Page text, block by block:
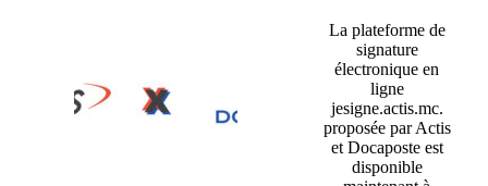
La plateforme de
signature
électronique en
ligne
jesigne.actis.mc.
proposée par Actis
et Docaposte est
disponible